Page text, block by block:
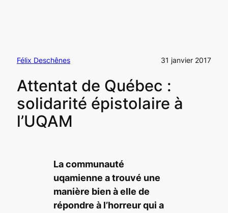
Félix Deschênes 31 janvier 2017
Attentat de Québec :
solidarité épistolaire à
l’UQAM
La communauté
uqamienne a trouvé une
manière bien à elle de
répondre à l’horreur qui a